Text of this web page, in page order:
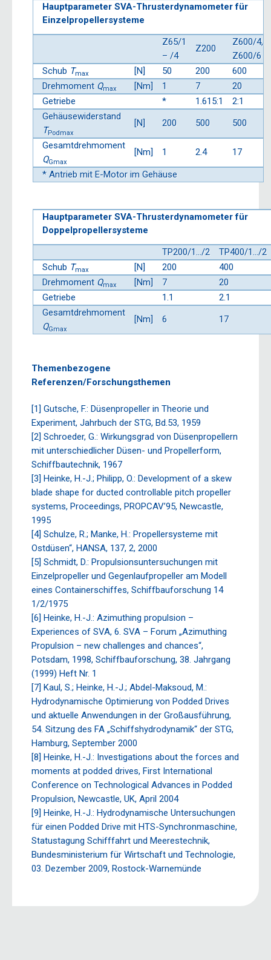
Hauptparameter SVA-Thrusterdynamometer für
Einzelpropellersysteme
Z65/1
– /4
Z200
Z600/4,
Z600/6
Schub Tmax [N] 50 200
600
Drehmoment Qmax [Nm] 1 7
20
Getriebe
* 1.615:1
2:1
Gehäusewiderstand
TPodmax
[N] 200 500 500
Gesamtdrehmoment
QGmax
[Nm] 1 2.4 17
* Antrieb mit E-Motor im Gehäuse
Hauptparameter SVA-Thrusterdynamometer für
Doppelpropellersysteme
TP200/1…/2
TP400/1…/2
Schub Tmax [N] 200
400
Drehmoment Qmax [Nm] 7
20
Getriebe
1.1
2.1
Gesamtdrehmoment
QGmax
[Nm] 6 17
Themenbezogene
Referenzen/Forschungsthemen
[1] Gutsche, F.: Düsenpropeller in Theorie und
Experiment, Jahrbuch der STG, Bd.53, 1959
[2] Schroeder, G.: Wirkungsgrad von Düsenpropellern
mit unterschiedlicher Düsen- und Propellerform,
Schiffbautechnik, 1967
[3] Heinke, H.-J.; Philipp, O.: Development of a skew
blade shape for ducted controllable pitch propeller
systems, Proceedings, PROPCAV’95, Newcastle,
1995
[4] Schulze, R.; Manke, H.: Propellersysteme mit
Ostdüsen“, HANSA, 137, 2, 2000
[5] Schmidt, D.: Propulsionsuntersuchungen mit
Einzelpropeller und Gegenlaufpropeller am Modell
eines Containerschiffes, Schiffbauforschung 14
1/2/1975
[6] Heinke, H.-J.: Azimuthing propulsion –
Experiences of SVA, 6. SVA – Forum „Azimuthing
Propulsion – new challenges and chances“,
Potsdam, 1998, Schiffbauforschung, 38. Jahrgang
(1999) Heft Nr. 1
[7] Kaul, S.; Heinke, H.-J.; Abdel-Maksoud, M.:
Hydrodynamische Optimierung von Podded Drives
und aktuelle Anwendungen in der Großausführung,
54. Sitzung des FA „Schiffshydrodynamik“ der STG,
Hamburg, September 2000
[8] Heinke, H.-J.: Investigations about the forces and
moments at podded drives, First International
Conference on Technological Advances in Podded
Propulsion, Newcastle, UK, April 2004
[9] Heinke, H.-J.: Hydrodynamische Untersuchungen
für einen Podded Drive mit HTS-Synchronmaschine,
Statustagung Schifffahrt und Meerestechnik,
Bundesministerium für Wirtschaft und Technologie,
03. Dezember 2009, Rostock-Warnemünde